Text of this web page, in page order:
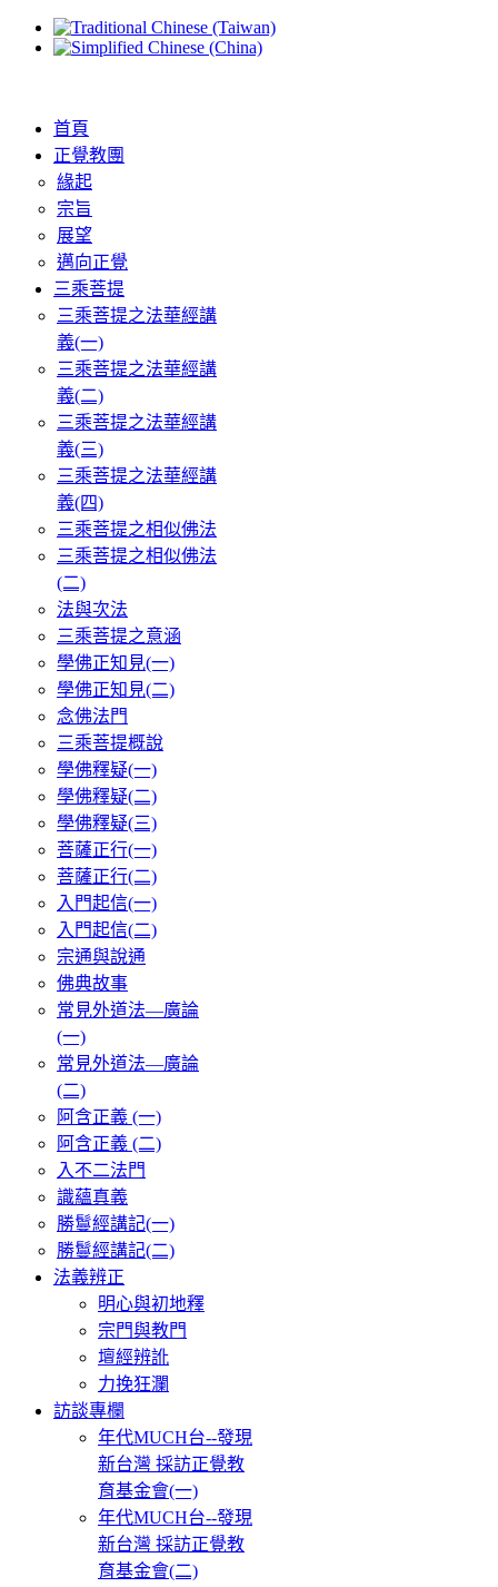
首頁
正覺教團
緣起
宗旨
展望
邁向正覺
三乘菩提
三乘菩提之法華經講
義(一)
三乘菩提之法華經講
義(二)
三乘菩提之法華經講
義(三)
三乘菩提之法華經講
義(四)
三乘菩提之相似佛法
三乘菩提之相似佛法
(二)
法與次法
三乘菩提之意涵
學佛正知見(一)
學佛正知見(二)
念佛法門
三乘菩提概說
學佛釋疑(一)
學佛釋疑(二)
學佛釋疑(三)
菩薩正行(一)
菩薩正行(二)
入門起信(一)
入門起信(二)
宗通與說通
佛典故事
常見外道法—廣論
(一)
常見外道法—廣論
(二)
阿含正義 (一)
阿含正義 (二)
入不二法門
識蘊真義
勝鬘經講記(一)
勝鬘經講記(二)
法義辨正
明心與初地釋
宗門與教門
壇經辨訛
力挽狂瀾
訪談專欄
年代MUCH台--發現
新台灣 採訪正覺教
育基金會(一)
年代MUCH台--發現
新台灣 採訪正覺教
育基金會(二)